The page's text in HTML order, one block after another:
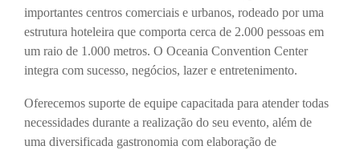
importantes centros comerciais e urbanos, rodeado por uma
estrutura hoteleira que comporta cerca de 2.000 pessoas em
um raio de 1.000 metros. O Oceania Convention Center
integra com sucesso, negócios, lazer e entretenimento.
Oferecemos suporte de equipe capacitada para atender todas
necessidades durante a realização do seu evento, além de
uma diversificada gastronomia com elaboração de